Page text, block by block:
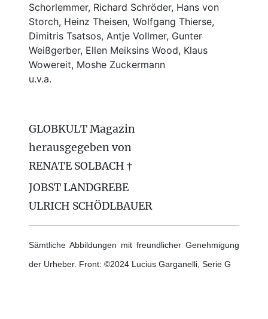
Schorlemmer, Richard Schröder, Hans von
Storch, Heinz Theisen, Wolfgang Thierse,
Dimitris Tsatsos, Antje Vollmer, Gunter
Weißgerber, Ellen Meiksins Wood, Klaus
Wowereit, Moshe Zuckermann
u.v.a.
GLOBKULT Magazin
herausgegeben von
RENATE SOLBACH †
JOBST LANDGREBE
ULRICH SCHÖDLBAUER
Sämtliche Abbildungen mit freundlicher Genehmigung
der Urheber. Front: ©2024 Lucius Garganelli, Serie G